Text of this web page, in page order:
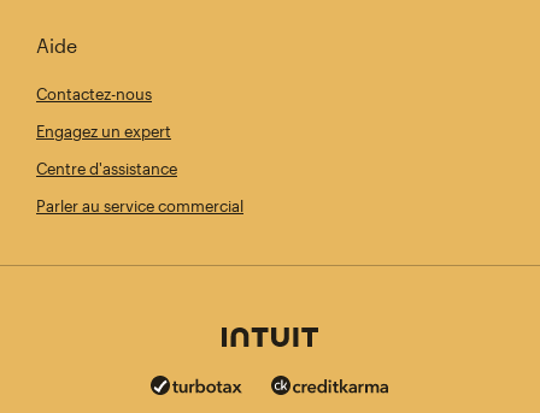
Aide
Contactez-nous
Engagez un expert
Centre d'assistance
Parler au service commercial